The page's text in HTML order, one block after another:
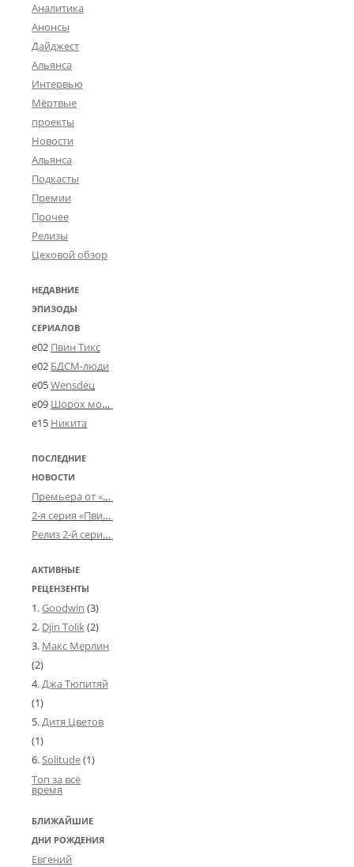
Аналитика
Анонсы
Дайджест
Альянса
Интервью
Мёртвые
проекты
Новости
Альянса
Подкасты
Премии
Прочее
Релизы
Цеховой обзор
НЕДАВНИЕ
ЭПИЗОДЫ
СЕРИАЛОВ
e02 Пвин Тикс
e02 БДСМ-люди
e05Wensdeц
e09 Шорох мозговины
e15 Никита
ПОСЛЕДНИЕ
НОВОСТИ
Премьера от «Усталого королевства»: «Игорь начал»
2-я серия «Пвин Тикса» от 2-D
Релиз 2-й серии «БДСМ-людей» от «Аркада Фильм»
АКТИВНЫЕ
РЕЦЕНЗЕНТЫ
Goodwin (3)
Djin Tolik(2)
Макс Мерлин
(2)
Джа Тюпитяй
(1)
Дитя Цветов
(1)
Solitude(1)
Топ за всё
время
БЛИЖАЙШИЕ
ДНИ РОЖДЕНИЯ
Евгений